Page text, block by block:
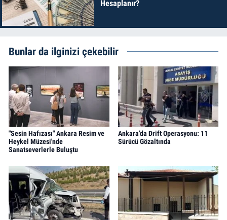
Hesaplanır?
Bunlar da ilginizi çekebilir
"Sesin Hafızası" Ankara Resim ve
Heykel Müzesi'nde
Sanatseverlerle Buluştu
Ankara’da Drift Operasyonu: 11
Sürücü Gözaltında